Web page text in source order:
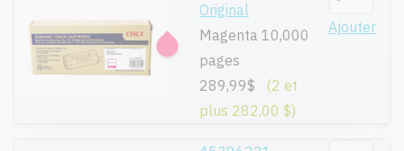
Original
Magenta 10,000
pages
289,99$
(2 et
plus 282,00 $)
Ajouter